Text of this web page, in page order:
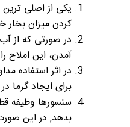
یکی از اصلی
کردن میزان
در صورتی که از
آمدن، این املاح
در اثر استفاده
برای ایجاد گرما در
سنسورها وظیفه
بدهد, در این